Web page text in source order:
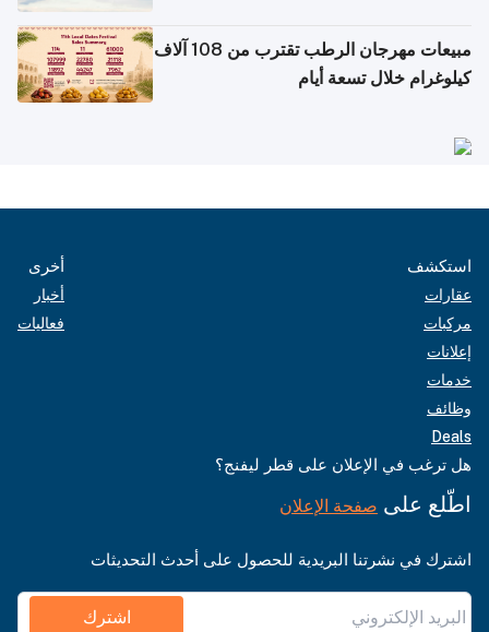
مبيعات مهرجان الرطب تقترب من 108 آلاف
كيلوغرام خلال تسعة أيام
استكشف
عقارات
مركبات
إعلانات
خدمات
وظائف
Deals
أخرى
أخبار
فعاليات
هل ترغب في الإعلان على قطر ليفنج؟
اطّلع على صفحة الإعلان
اشترك في نشرتنا البريدية للحصول على أحدث التحديثات
اشترك